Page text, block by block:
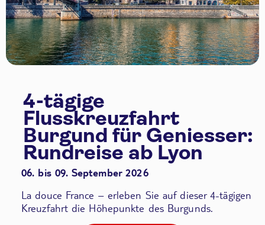
4-tägige
Flusskreuzfahrt
Burgund für Geniesser:
Rundreise ab Lyon
06. bis 09. September 2026
La douce France – erleben Sie auf dieser 4-tägigen
Kreuzfahrt die Höhepunkte des Burgunds.